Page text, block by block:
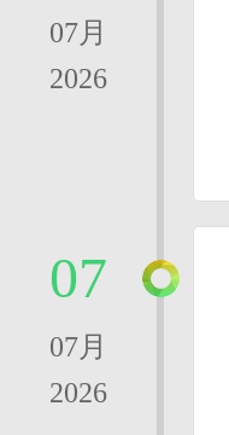
07月
2026
07
07月
2026